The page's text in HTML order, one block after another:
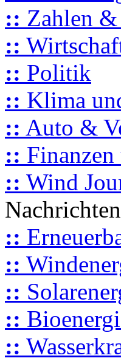
:: Zahlen
::
:: Politik
:: Klima
:: Auto &
::
:: Wind
::
::
::
::
::